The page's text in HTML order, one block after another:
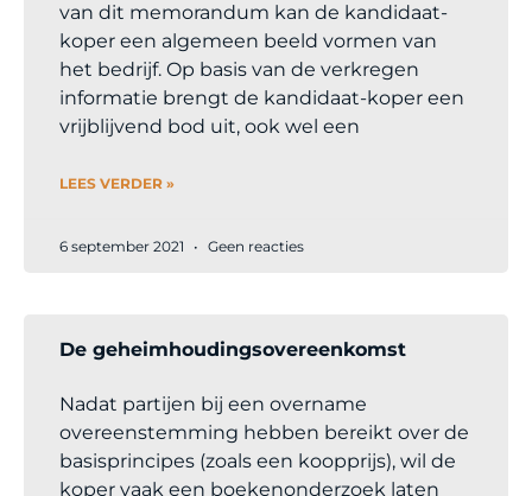
van dit memorandum kan de kandidaat-
koper een algemeen beeld vormen van
het bedrijf. Op basis van de verkregen
informatie brengt de kandidaat-koper een
vrijblijvend bod uit, ook wel een
LEES VERDER »
6 september 2021 Geen reacties
De geheimhoudingsovereenkomst
Nadat partijen bij een overname
overeenstemming hebben bereikt over de
basisprincipes (zoals een koopprijs), wil de
koper vaak een boekenonderzoek laten